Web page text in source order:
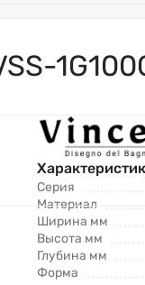
Серия
Материал
Ширина мм
Высота мм
Глубина мм
Форма